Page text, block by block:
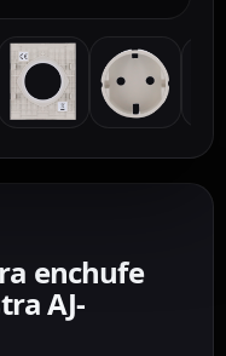
enchufe
AJ-